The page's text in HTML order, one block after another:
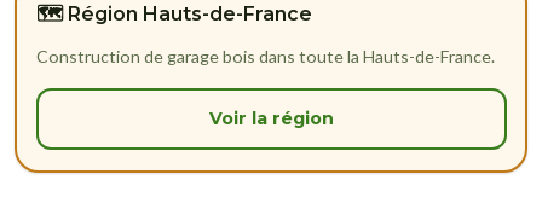
🗺️ Région Hauts-de-France
Construction de garage bois dans toute la Hauts-de-France.
Voir la région